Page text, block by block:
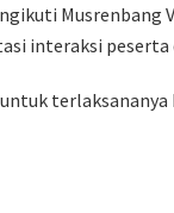
Musrenbang
interaksi peserta